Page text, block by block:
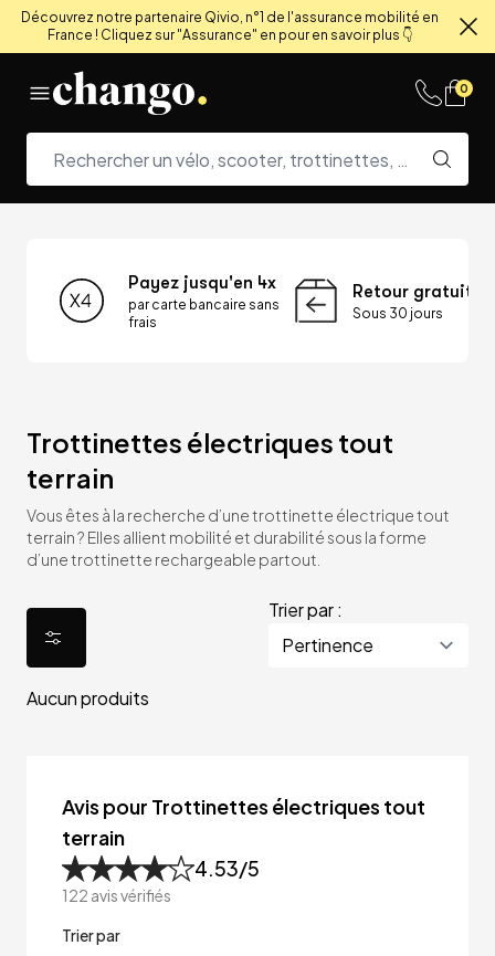
Découvrez notre partenaire Qivio, n°1 de l'assurance mobilité en
France ! Cliquez sur "Assurance" en pour en savoir plus 👇
0
Payez jusqu'en 4x
par carte bancaire sans
frais
Retour gratuit
Sous 30 jours
Trottinettes électriques tout
terrain
Vous êtes à la recherche d’une trottinette électrique tout
terrain ? Elles allient mobilité et durabilité sous la forme
d’une trottinette rechargeable partout.
Trier par :
Aucun produits
Avis pour Trottinettes électriques tout
terrain
4.53/5
122 avis vérifiés
Trier par